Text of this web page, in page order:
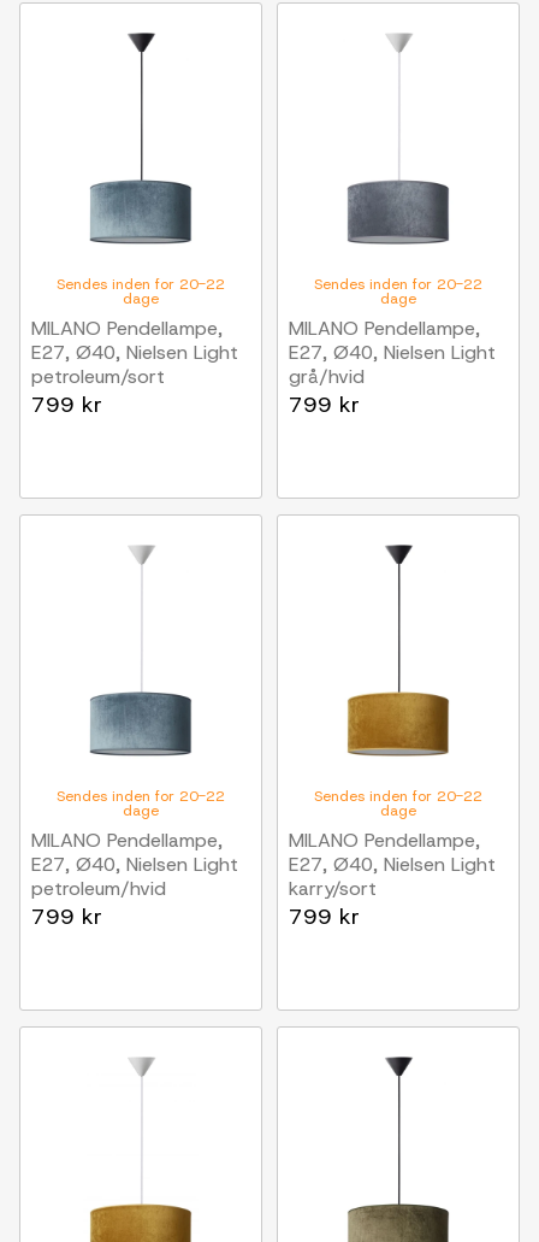
Sendes inden for 20-22
dage
MILANO Pendellampe,
E27, Ø40, Nielsen Light
petroleum/sort
799 kr
Sendes inden for 20-22
dage
MILANO Pendellampe,
E27, Ø40, Nielsen Light
grå/hvid
799 kr
Sendes inden for 20-22
dage
MILANO Pendellampe,
E27, Ø40, Nielsen Light
petroleum/hvid
799 kr
Sendes inden for 20-22
dage
MILANO Pendellampe,
E27, Ø40, Nielsen Light
karry/sort
799 kr